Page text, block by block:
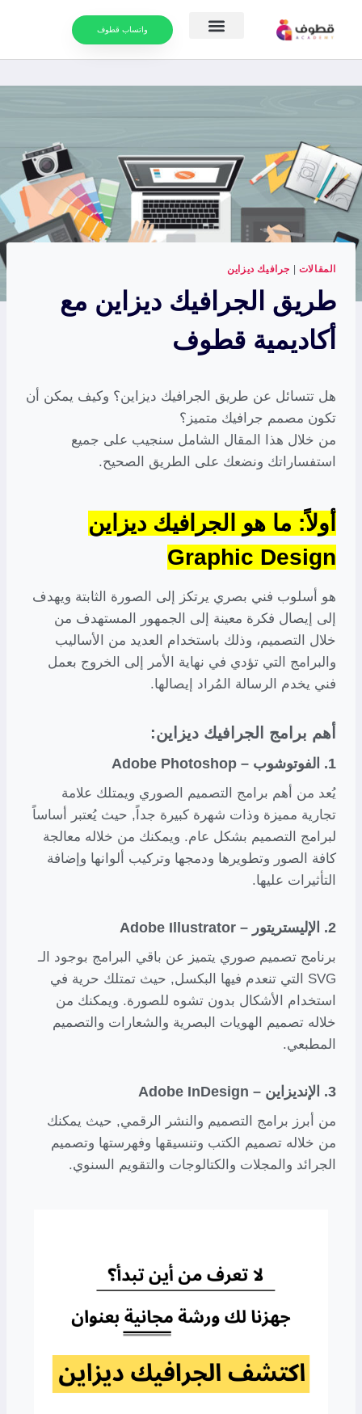
واتساب قطوف
المقالات | جرافيك ديزاين
طريق الجرافيك ديزاين مع
أكاديمية قطوف
هل تتسائل عن طريق الجرافيك ديزاين؟ وكيف يمكن أن
تكون مصمم جرافيك متميز؟
من خلال هذا المقال الشامل سنجيب على جميع
استفساراتك ونضعك على الطريق الصحيح.
أولاً: ما هو الجرافيك ديزاين
Graphic Design
هو أسلوب فني بصري يرتكز إلى الصورة الثابتة ويهدف
إلى إيصال فكرة معينة إلى الجمهور المستهدف من
خلال التصميم، وذلك باستخدام العديد من الأساليب
والبرامج التي تؤدي في نهاية الأمر إلى الخروج بعمل
فني يخدم الرسالة المُراد إيصالها.
أهم برامج الجرافيك ديزاين:
1. الفوتوشوب – Adobe Photoshop
يُعد من أهم برامج التصميم الصوري ويمتلك علامة
تجارية مميزة وذات شهرة كبيرة جداً, حيث يُعتبر أساساً
لبرامج التصميم بشكل عام. ويمكنك من خلاله معالجة
كافة الصور وتطويرها ودمجها وتركيب ألوانها وإضافة
التأثيرات عليها.
2. الإليستريتور – Adobe Illustrator
برنامج تصميم صوري يتميز عن باقي البرامج بوجود الـ
SVG التي تنعدم فيها البكسل, حيث تمتلك حرية في
استخدام الأشكال بدون تشوه للصورة. ويمكنك من
خلاله تصميم الهويات البصرية والشعارات والتصميم
المطبعي.
3. الإنديزاين – Adobe InDesign
من أبرز برامج التصميم والنشر الرقمي, حيث يمكنك
من خلاله تصميم الكتب وتنسيقها وفهرستها وتصميم
الجرائد والمجلات والكتالوجات والتقويم السنوي.